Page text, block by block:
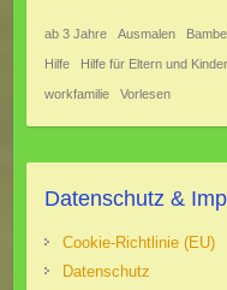
ab 3 Jahre Ausmalen
Hilfe Hilfe für Eltern und Kinder
work­fa­mi­lie Vorlesen
Datenschutz &
Cookie-Richtlinie (EU)
Datenschutz